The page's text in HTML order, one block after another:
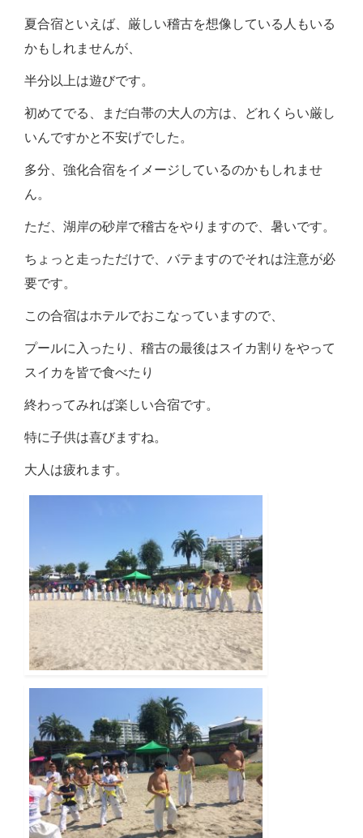
夏合宿といえば、厳しい稽古を想像している人もいる
かもしれませんが、
半分以上は遊びです。
初めてでる、まだ白帯の大人の方は、どれくらい厳し
いんですかと不安げでした。
多分、強化合宿をイメージしているのかもしれませ
ん。
ただ、湖岸の砂岸で稽古をやりますので、暑いです。
ちょっと走っただけで、バテますのでそれは注意が必
要です。
この合宿はホテルでおこなっていますので、
プールに入ったり、稽古の最後はスイカ割りをやって
スイカを皆で食べたり
終わってみれば楽しい合宿です。
特に子供は喜びますね。
大人は疲れます。